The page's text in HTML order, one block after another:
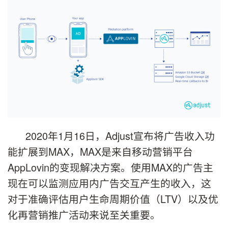
2020年1月16日，Adjust宣布将广告收入功
能扩展到MAX，MAX是来自移动营销平台
AppLovin的变现解决方案。使用MAX的广告主
现在可以监测应用内广告交互产生的收入，这
对于准确评估用户生命周期价值（LTV）以及优
化再营销推广活动来说至关重要。